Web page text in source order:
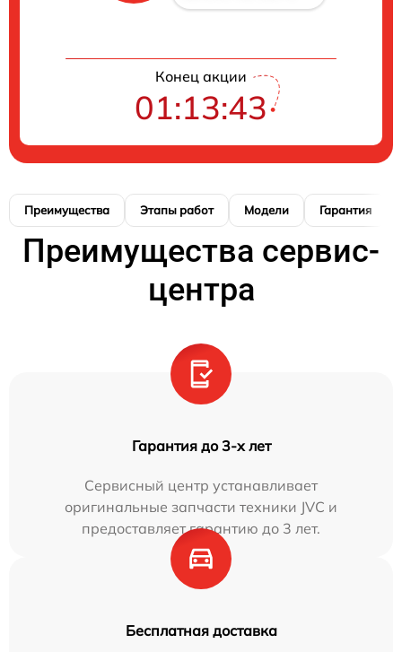
Конец акции
01:13:42
Преимущества Этапы работ Модели Гарантия
Преимущества сервис-
центра
Гарантия до 3-х лет
Сервисный центр устанавливает
оригинальные запчасти техники JVC и
предоставляет гарантию до 3 лет.
Бесплатная доставка